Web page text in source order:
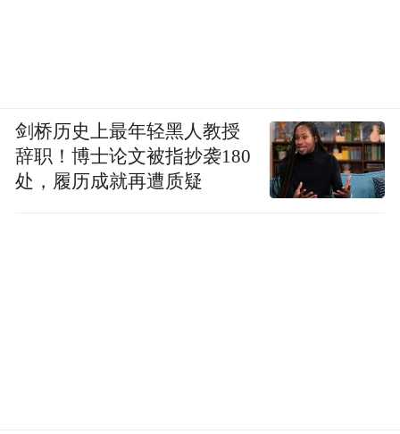
剑桥历史上最年轻黑人教授
辞职！博士论文被指抄袭180
处，履历成就再遭质疑